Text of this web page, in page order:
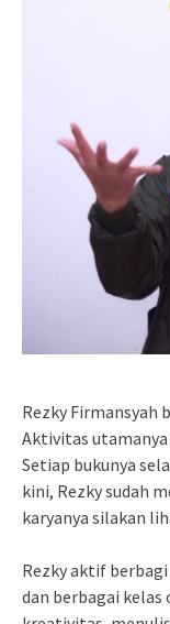
Rezky Firmansyah
Aktivitas utamanya
Setiap bukunya
kini, Rezky sudah
karyanya silakan
Rezky aktif
dan berbagai kelas